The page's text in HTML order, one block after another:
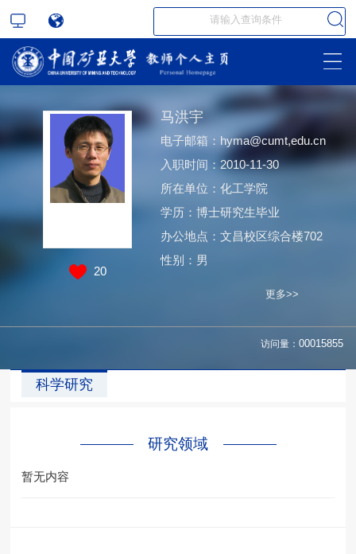
20
马洪宇
电子邮箱： hyma@cumt,edu.cn
入职时间：2010-11-30
所在单位：化工学院
学历：博士研究生毕业
办公地点：文昌校区综合楼702
性别：男
更多>>
访问量： 00015855
科学研究
研究领域
暂无内容